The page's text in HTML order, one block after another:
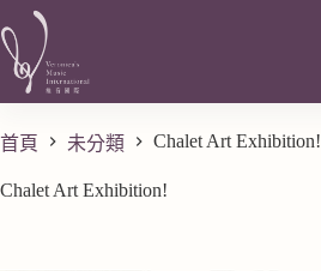
首頁 未分類 Chalet Art Exhibition!
Chalet Art Exhibition!